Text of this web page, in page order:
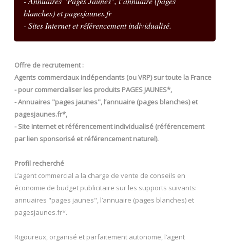
blanches) et pagesjaunes.fr
- Sites Internet et référencement individualisé.
Offre de recrutement :
Agents commerciaux indépendants (ou VRP) sur toute la France
- pour commercialiser les produits PAGES JAUNES*,
- Annuaires "pages jaunes", l’annuaire (pages blanches) et
pagesjaunes.fr*,
- Site Internet et référencement individualisé (référencement
par lien sponsorisé et référencement naturel).
Profil recherché
L’agent commercial a la charge de vente de conseils en
économie de budget publicitaire sur les supports suivants:
annuaires "pages jaunes", l’annuaire (pages blanches) et
pagesjaunes.fr*.
Rigoureux, organisé et parfaitement autonome, l’agent